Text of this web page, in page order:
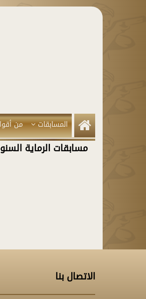
المسابقات من
مسابقات الرماية السنوية الـ14
الاتصال بنا